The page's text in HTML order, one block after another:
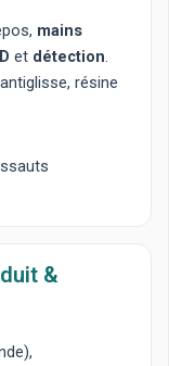
mains
et détection.
résine
&